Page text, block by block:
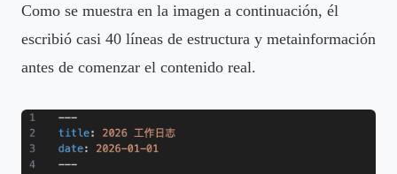
Como se muestra en la imagen a continuación, él
escribió casi 40 líneas de estructura y metainformación
antes de comenzar el contenido real.